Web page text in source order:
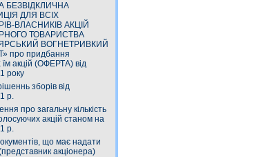
БЕЗВІДКЛИЧНА
ДЛЯ ВСІХ
ВЛАСНИКІВ АКЦІЙ
ТОВАРИСТВА
ВОГНЕТРИВКИЙ
про придбання
акцій (ОФЕРТА) від
року
зборів від
р.
про загальну кількість
акцій станом на
р.
що має надати
акціонера)